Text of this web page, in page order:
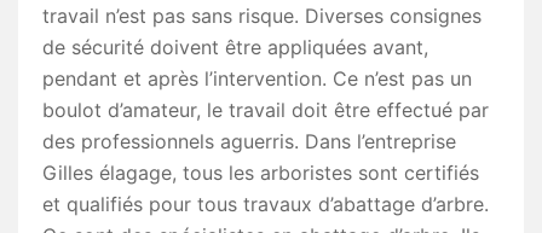
travail n’est pas sans risque. Diverses consignes
de sécurité doivent être appliquées avant,
pendant et après l’intervention. Ce n’est pas un
boulot d’amateur, le travail doit être effectué par
des professionnels aguerris. Dans l’entreprise
Gilles élagage, tous les arboristes sont certifiés
et qualifiés pour tous travaux d’abattage d’arbre.